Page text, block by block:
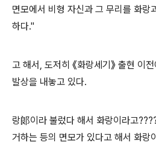
면모에서 비형 자신과 그 무리를 화랑
하다."
고 해서, 도저히 《화랑세기》 출현 이
발상을 내놓고 있다.
랑郞이라 불렀다 해서 화랑이라고
거하는 등의 면모가 있다고 해서 화랑